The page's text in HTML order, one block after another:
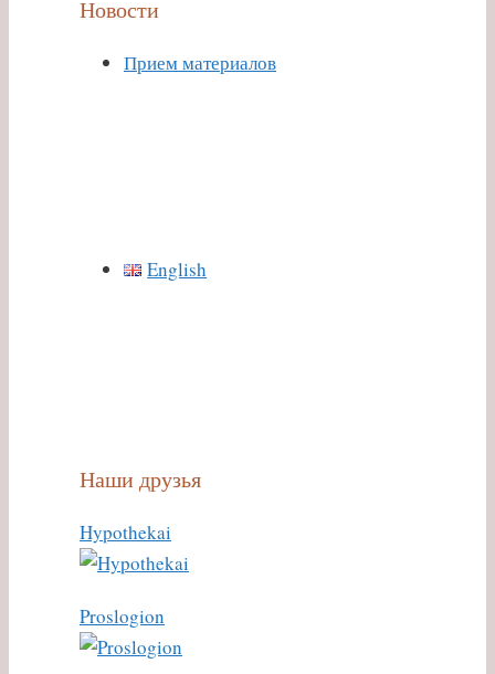
Новости
Прием материалов
English
Наши друзья
Hypothekai
Proslogion